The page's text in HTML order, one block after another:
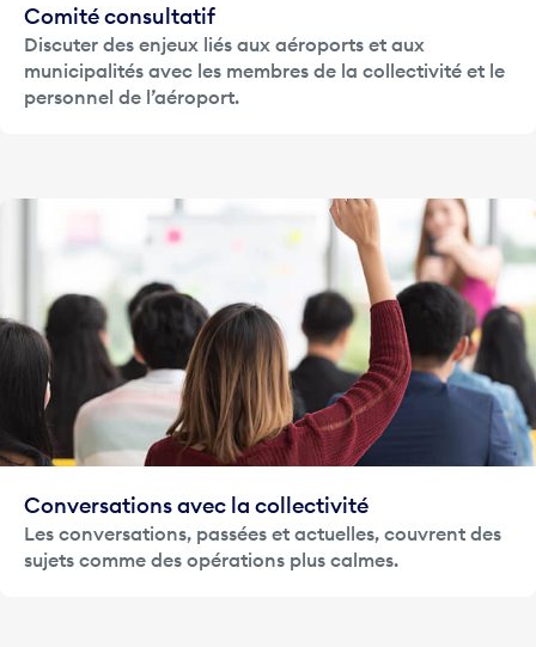
Comité consultatif
Discuter des enjeux liés aux aéroports et aux
municipalités avec les membres de la collectivité et le
personnel de l’aéroport.
Conversations avec la collectivité
Les conversations, passées et actuelles, couvrent des
sujets comme des opérations plus calmes.